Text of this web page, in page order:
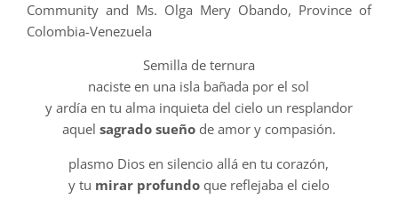
Community and Ms. Olga Mery Obando, Province of
Colombia-Venezuela
Semilla de ternura
naciste en una isla bañada por el sol
y ardía en tu alma inquieta del cielo un resplandor
aquel sagrado sueñode amor y compasión.
plasmo Dios en silencio allá en tu corazón,
y tu mirar profundoque reflejaba el cielo